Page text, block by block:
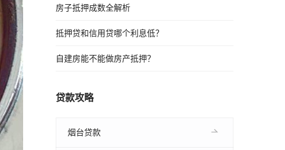
房子抵押成数全解析
抵押贷和信用贷哪个利息低？
自建房能不能做房产抵押？
贷款攻略
烟台贷款